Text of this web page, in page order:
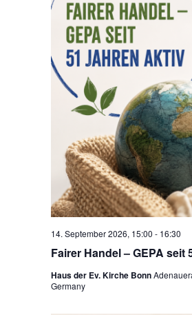
Fairer Handel – GEPA seit
14. September 2026, 15:00 - 16:30
Haus der Ev. Kirche Bonn
Germany